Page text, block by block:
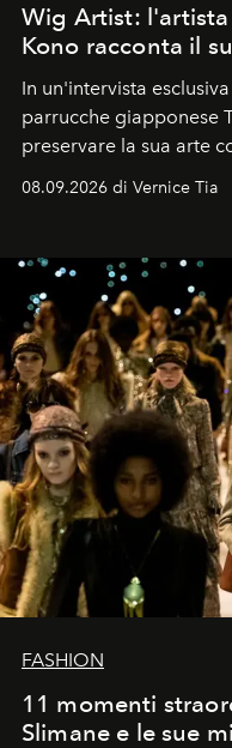
Wig Artist:
Kono racconta il
In un'intervista
parrucche giapponese
preservare la sua arte
contemporaneo.
08.09.2026 di Vernice Tia
FASHION
11 momenti
Slimane e le sue